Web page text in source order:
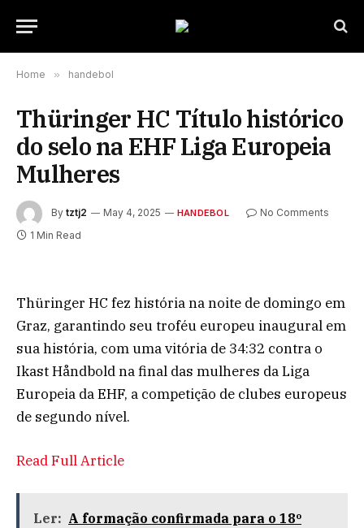
Home » handebol
Thüringer HC Título histórico
do selo na EHF Liga Europeia
Mulheres
By tztj2 May 4, 2025 HANDEBOL
No Comments
1 Min Read
Thüringer HC fez história na noite de domingo em
Graz, garantindo seu troféu europeu inaugural em
sua história, com uma vitória de 34:32 contra o
Ikast Håndbold na final das mulheres da Liga
Europeia da EHF, a competição de clubes europeus
de segundo nível.
Read Full Article
Ler: A formação confirmada para o 18º